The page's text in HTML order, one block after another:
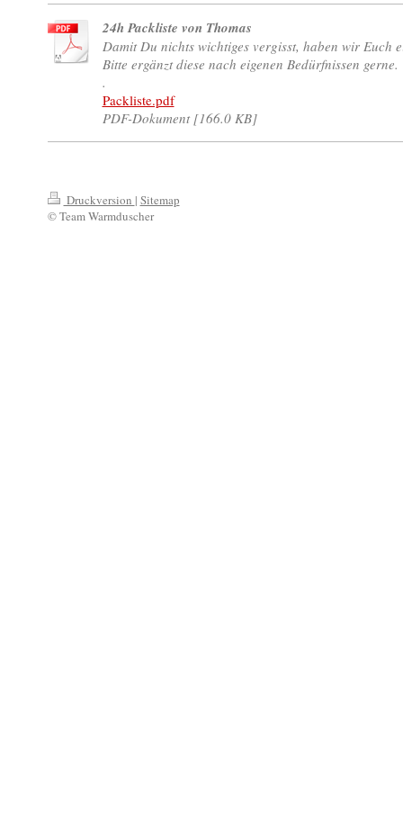
24h Packliste von Thomas
Damit Du nichts wichtiges vergisst, haben wir Euch
Bitte ergänzt diese nach eigenen Bedürfnissen gerne.
.
Packliste.pdf
PDF-Dokument [166.0 KB]
Druckversion | Sitemap
© Team Warmduscher